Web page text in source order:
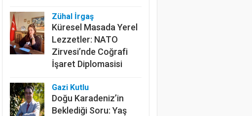
Zühal İrgaş
Küresel Masada Yerel
Lezzetler: NATO
Zirvesi’nde Coğrafi
İşaret Diplomasisi
Gazi Kutlu
Doğu Karadeniz’in
Beklediği Soru: Yaş